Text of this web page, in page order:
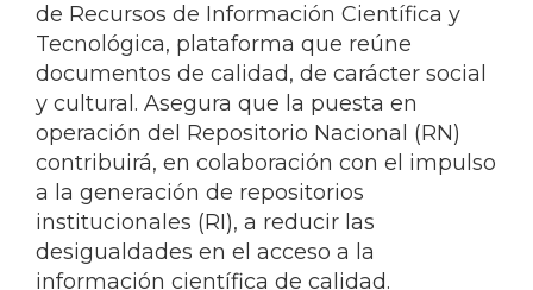
de Recursos de Información Científica y
Tecnológica, plataforma que reúne
documentos de calidad, de carácter social
y cultural. Asegura que la puesta en
operación del Repositorio Nacional (RN)
contribuirá, en colaboración con el impulso
a la generación de repositorios
institucionales (RI), a reducir las
desigualdades en el acceso a la
información científica de calidad.